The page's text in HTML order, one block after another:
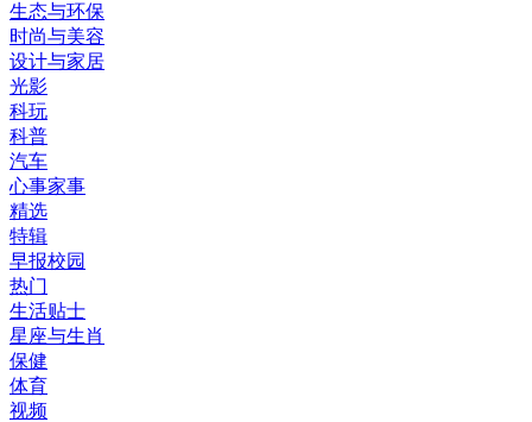
生态与环保
时尚与美容
设计与家居
光影
科玩
科普
汽车
心事家事
精选
特辑
早报校园
热门
生活贴士
星座与生肖
保健
体育
视频